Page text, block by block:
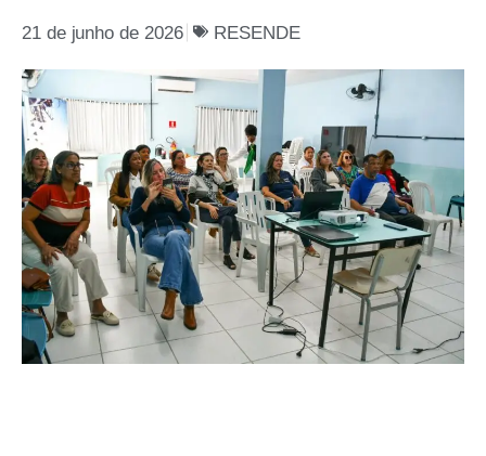
21 de junho de 2026 RESENDE